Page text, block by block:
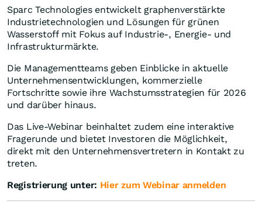
Sparc Technologies entwickelt graphenverstärkte
Industrietechnologien und Lösungen für grünen
Wasserstoff mit Fokus auf Industrie-, Energie- und
Infrastrukturmärkte.
Die Managementteams geben Einblicke in aktuelle
Unternehmensentwicklungen, kommerzielle
Fortschritte sowie ihre Wachstumsstrategien für 2026
und darüber hinaus.
Das Live-Webinar beinhaltet zudem eine interaktive
Fragerunde und bietet Investoren die Möglichkeit,
direkt mit den Unternehmensvertretern in Kontakt zu
treten.
Registrierung unter: Hier zum Webinar anmelden